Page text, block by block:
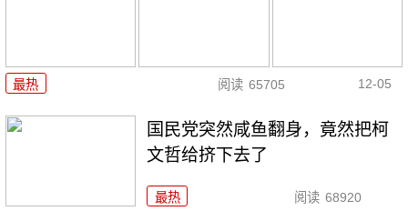
最热 阅读 65705 12-05
国民党突然咸鱼翻身，竟然把柯
文哲给挤下去了
最热 阅读 68920